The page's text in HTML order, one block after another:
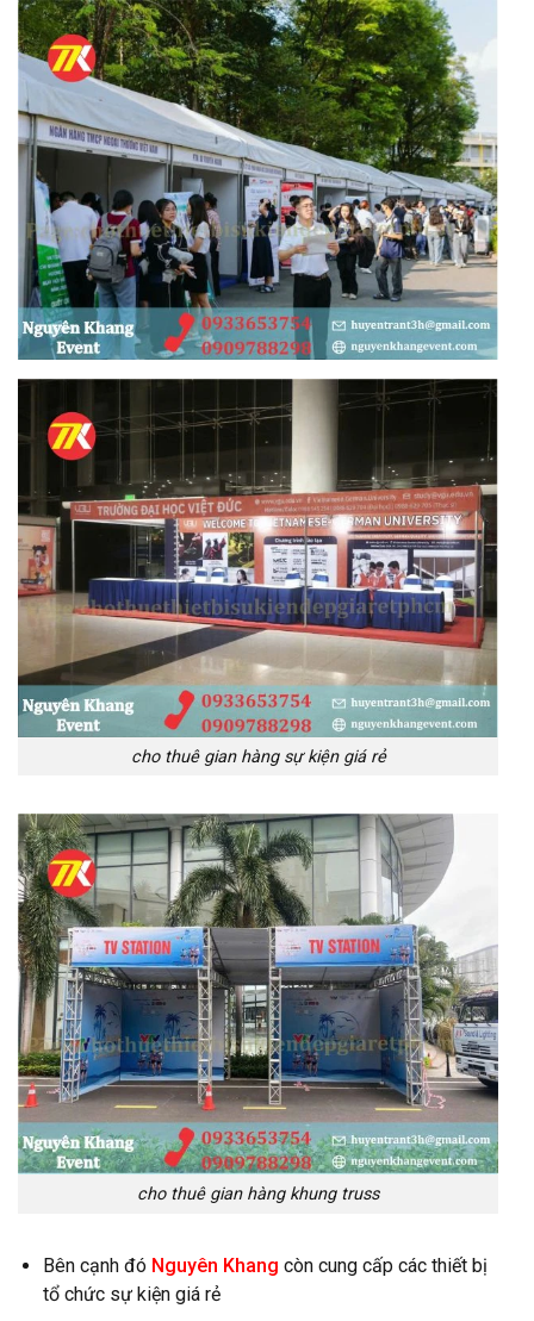
cho thuê gian hàng sự kiện giá rẻ
cho thuê gian hàng khung truss
Bên cạnh đó Nguyên Khang còn cung cấp các thiết bị
tổ chức sự kiện giá rẻ